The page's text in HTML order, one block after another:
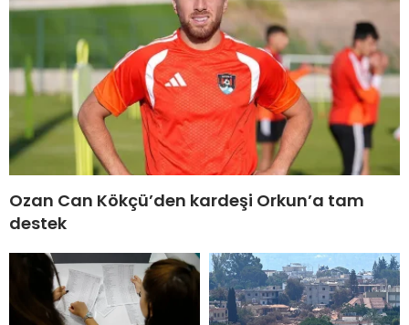
Ozan Can Kökçü’den kardeşi Orkun’a tam
destek